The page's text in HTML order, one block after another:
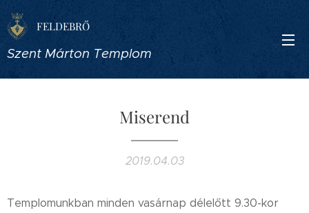
FELDEBRŐ
Szent Márton Templom
Miserend
2019.04.03
Templomunkban minden vasárnap délelőtt 9.30-kor